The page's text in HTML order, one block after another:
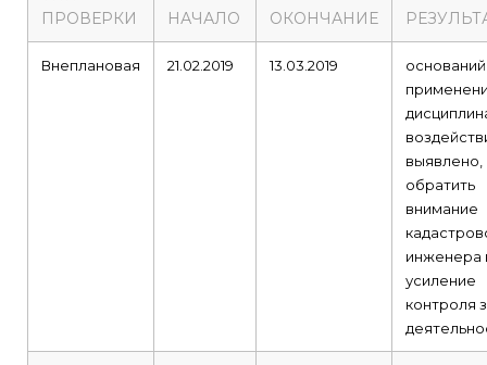
ПРОВЕРКИ
НАЧАЛО ОКОНЧАНИЕ
Внеплановая 21.02.2019 13.03.2019
выявлено,
обратить
внимание
инженера
усиление
контроля